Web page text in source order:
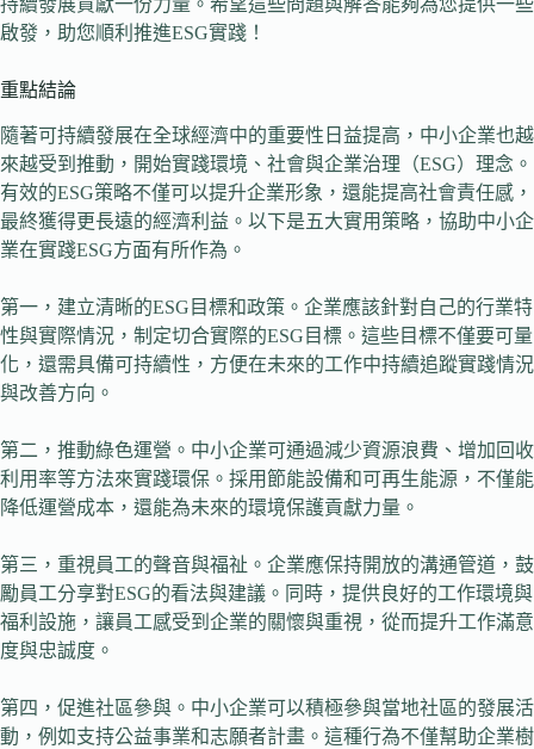
啟發，助您順利推進ESG實踐！
重點結論
隨著可持續發展在全球經濟中的重要性日益提高，中小企業也越
來越受到推動，開始實踐環境、社會與企業治理（ESG）理念。
有效的ESG策略不僅可以提升企業形象，還能提高社會責任感，
最終獲得更長遠的經濟利益。以下是五大實用策略，協助中小企
業在實踐ESG方面有所作為。
第一，建立清晰的ESG目標和政策。企業應該針對自己的行業特
性與實際情況，制定切合實際的ESG目標。這些目標不僅要可量
化，還需具備可持續性，方便在未來的工作中持續追蹤實踐情況
與改善方向。
第二，推動綠色運營。中小企業可通過減少資源浪費、增加回收
利用率等方法來實踐環保。採用節能設備和可再生能源，不僅能
降低運營成本，還能為未來的環境保護貢獻力量。
第三，重視員工的聲音與福祉。企業應保持開放的溝通管道，鼓
勵員工分享對ESG的看法與建議。同時，提供良好的工作環境與
福利設施，讓員工感受到企業的關懷與重視，從而提升工作滿意
度與忠誠度。
第四，促進社區參與。中小企業可以積極參與當地社區的發展活
動，例如支持公益事業和志願者計畫。這種行為不僅幫助企業樹